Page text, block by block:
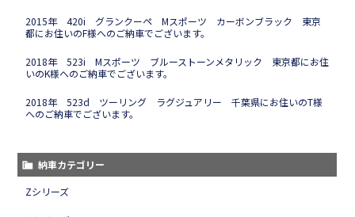
2015年 420i グランクーペ Mスポーツ カーボンブラック 東京
都にお住いのF様へのご納車でございます。
2018年 523i Mスポーツ ブルーストーンメタリック 東京都にお住
いのK様へのご納車でございます。
2018年 523d ツーリング ラグジュアリー 千葉県にお住いのT様
へのご納車でございます。
納車カテゴリー
Zシリーズ